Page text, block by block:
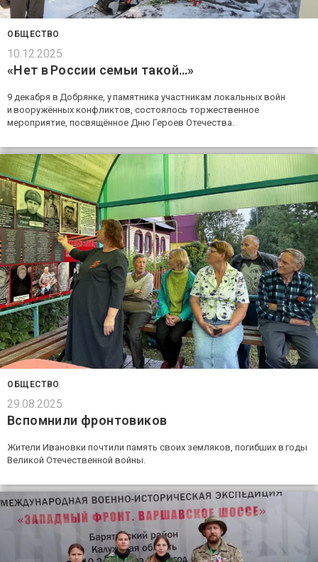
ОБЩЕСТВО
10.12.2025
«Нет в России семьи такой…»
9 декабря в Добрянке, у памятника участникам локальных войн
и вооружённых конфликтов, состоялось торжественное
мероприятие, посвящённое Дню Героев Отечества.
ОБЩЕСТВО
29.08.2025
Вспомнили фронтовиков
Жители Ивановки почтили память своих земляков, погибших в годы
Великой Оте­чественной войны.